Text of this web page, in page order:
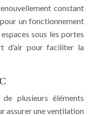
constant
un fonctionnement
sous les portes
d’air pour faciliter la
plusieurs éléments
assurer une ventilation